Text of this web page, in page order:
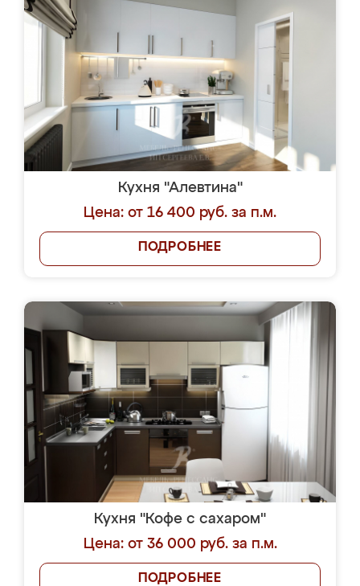
Кухня "Алевтина"
Цена: от 16 400 руб. за п.м.
ПОДРОБНЕЕ
Кухня "Кофе с сахаром"
Цена: от 36 000 руб. за п.м.
ПОДРОБНЕЕ